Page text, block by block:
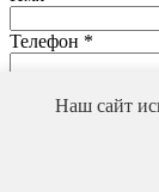
Телефон *
Наш сайт